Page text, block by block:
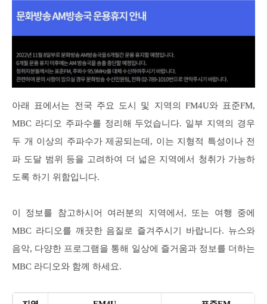
아래 표에서는 전국 주요 도시 및 지역의 FM4U와 표준FM,
MBC 라디오 주파수를 정리해 두었습니다. 일부 지역의 경우
두 개 이상의 주파수가 제공되는데, 이는 지형적 특성이나 전
파 도달 범위 등을 고려하여 더 넓은 지역에서 청취가 가능하
도록 하기 위함입니다.
이 정보를 참고하시어 여러분의 지역에서, 또는 여행 중에
MBC 라디오를 깨끗한 음질로 즐겨주시기 바랍니다. 뉴스와
음악, 다양한 프로그램을 통해 일상에 즐거움과 정보를 더하는
MBC 라디오와 함께 하세요.